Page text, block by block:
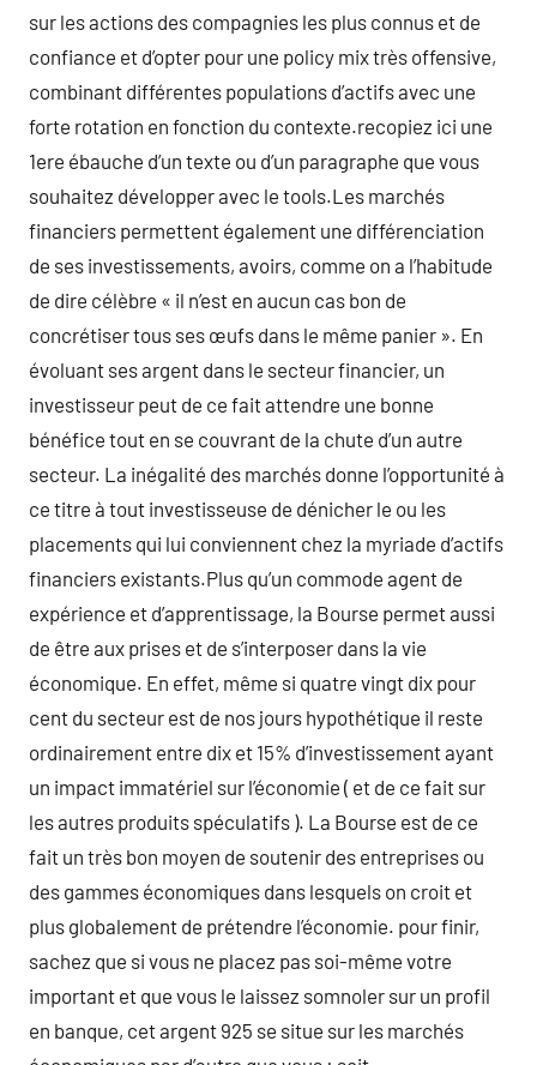
sur les actions des compagnies les plus connus et de
confiance et d’opter pour une policy mix très offensive,
combinant différentes populations d’actifs avec une
forte rotation en fonction du contexte.recopiez ici une
1ere ébauche d’un texte ou d’un paragraphe que vous
souhaitez développer avec le tools.Les marchés
financiers permettent également une différenciation
de ses investissements, avoirs, comme on a l’habitude
de dire célèbre « il n’est en aucun cas bon de
concrétiser tous ses œufs dans le même panier ». En
évoluant ses argent dans le secteur financier, un
investisseur peut de ce fait attendre une bonne
bénéfice tout en se couvrant de la chute d’un autre
secteur. La inégalité des marchés donne l’opportunité à
ce titre à tout investisseuse de dénicher le ou les
placements qui lui conviennent chez la myriade d’actifs
financiers existants.Plus qu’un commode agent de
expérience et d’apprentissage, la Bourse permet aussi
de être aux prises et de s’interposer dans la vie
économique. En effet, même si quatre vingt dix pour
cent du secteur est de nos jours hypothétique il reste
ordinairement entre dix et 15% d’investissement ayant
un impact immatériel sur l’économie ( et de ce fait sur
les autres produits spéculatifs ). La Bourse est de ce
fait un très bon moyen de soutenir des entreprises ou
des gammes économiques dans lesquels on croit et
plus globalement de prétendre l’économie. pour finir,
sachez que si vous ne placez pas soi-même votre
important et que vous le laissez somnoler sur un profil
en banque, cet argent 925 se situe sur les marchés